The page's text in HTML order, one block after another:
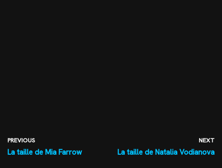
PREVIOUS
La taille de Mia Farrow
NEXT
La taille de Natalia Vodianova